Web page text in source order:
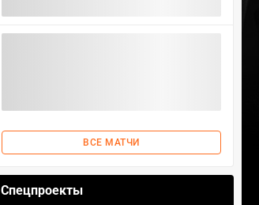
ВСЕ МАТЧИ
Спецпроекты